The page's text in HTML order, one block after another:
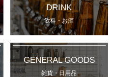
DRINK
飲料・お酒
GENERAL GOODS
雑貨・日用品